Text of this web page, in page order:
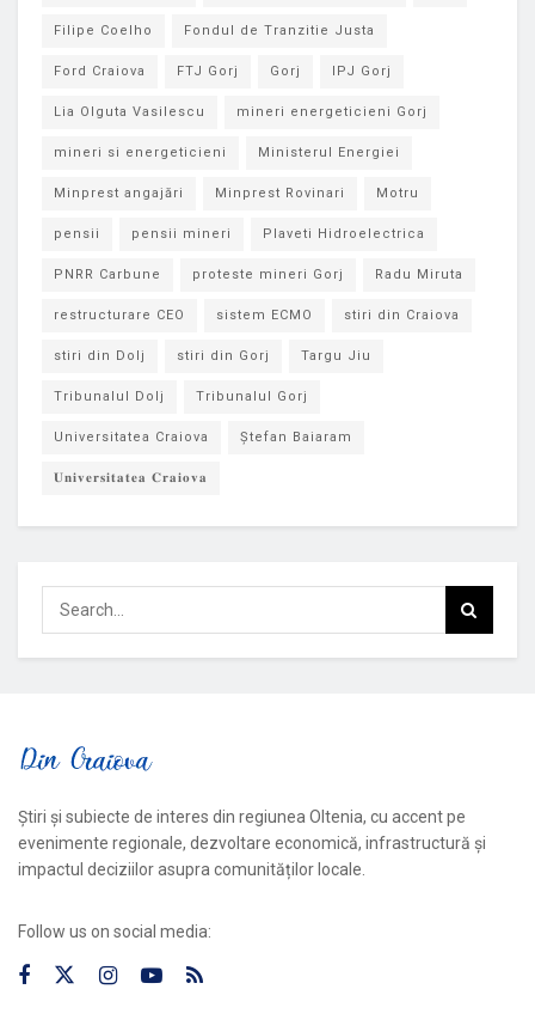
Filipe Coelho Fondul de Tranzitie Justa
Ford Craiova FTJ Gorj Gorj IPJ Gorj
Lia Olguta Vasilescu mineri energeticieni Gorj
mineri si energeticieni Ministerul Energiei
Minprest angajări Minprest Rovinari Motru
pensii pensii mineri Plaveti Hidroelectrica
PNRR Carbune proteste mineri Gorj Radu Miruta
restructurare CEO sistem ECMO stiri din Craiova
stiri din Dolj stiri din Gorj Targu Jiu
Tribunalul Dolj Tribunalul Gorj
Universitatea Craiova Ștefan Baiaram
𝐔𝐧𝐢𝐯𝐞𝐫𝐬𝐢𝐭𝐚𝐭𝐞𝐚 𝐂𝐫𝐚𝐢𝐨𝐯𝐚
Știri și subiecte de interes din regiunea Oltenia, cu accent pe
evenimente regionale, dezvoltare economică, infrastructură și
impactul deciziilor asupra comunităților locale.
Follow us on social media: